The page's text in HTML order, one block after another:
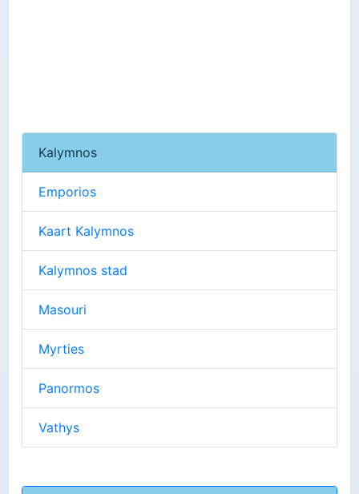
Kalymnos
Emporios
Kaart Kalymnos
Kalymnos stad
Masouri
Myrties
Panormos
Vathys